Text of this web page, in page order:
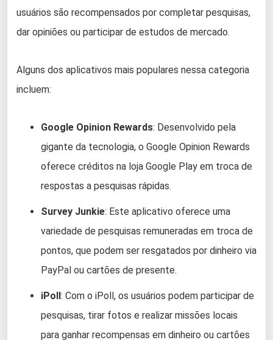
usuários são recompensados por completar pesquisas,
dar opiniões ou participar de estudos de mercado.
Alguns dos aplicativos mais populares nessa categoria
incluem:
Google Opinion Rewards: Desenvolvido pela
gigante da tecnologia, o Google Opinion Rewards
oferece créditos na loja Google Play em troca de
respostas a pesquisas rápidas.
Survey Junkie: Este aplicativo oferece uma
variedade de pesquisas remuneradas em troca de
pontos, que podem ser resgatados por dinheiro via
PayPal ou cartões de presente.
iPoll: Com o iPoll, os usuários podem participar de
pesquisas, tirar fotos e realizar missões locais
para ganhar recompensas em dinheiro ou cartões